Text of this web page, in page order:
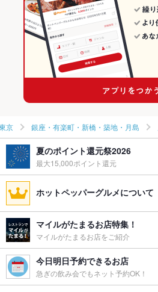
京 銀座・有楽町・新橋・築地・月島
夏のポイント還元祭2026
最大15,000ポイント還元
ホットペッパーグルメについて
マイルがたまるお店特集！
マイルがたまるお店をご紹介
今日明日予約できるお店
急ぎの飲み会でもネット予約OK！